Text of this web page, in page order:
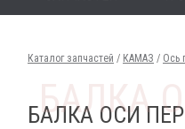
Каталог запчастей / КАМАЗ / Ось
БАЛКА ОСИ